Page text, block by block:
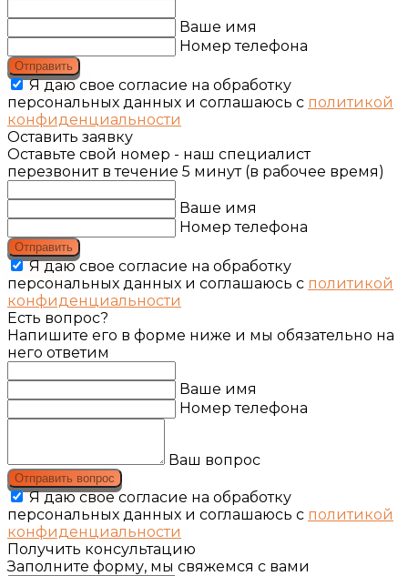
Ваше имя
Номер телефона
Отправить
Я даю свое согласие на обработку
персональных данных и соглашаюсь с политикой
конфиденциальности
Оставить заявку
Оставьте свой номер - наш специалист
перезвонит в течение 5 минут (в рабочее время)
Ваше имя
Номер телефона
Отправить
Я даю свое согласие на обработку
персональных данных и соглашаюсь с политикой
конфиденциальности
Есть вопрос?
Напишите его в форме ниже и мы обязательно на
него ответим
Ваше имя
Номер телефона
Ваш вопрос
Отправить вопрос
Я даю свое согласие на обработку
персональных данных и соглашаюсь с политикой
конфиденциальности
Получить консультацию
Заполните форму, мы свяжемся с вами